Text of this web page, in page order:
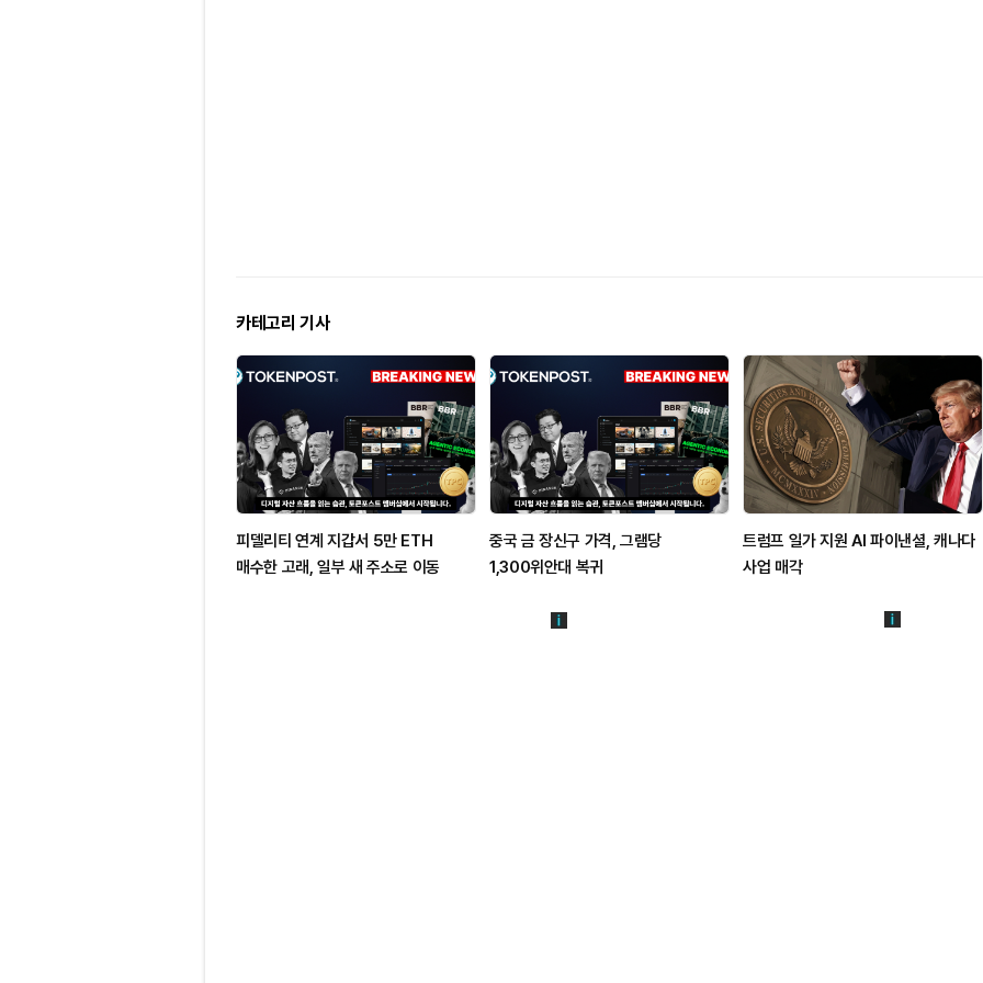
카테고리 기사
피델리티 연계 지갑서 5만 ETH
매수한 고래, 일부 새 주소로 이동
중국 금 장신구 가격, 그램당
1,300위안대 복귀
트럼프 일가 지원 AI 파이낸셜, 캐나다
사업 매각